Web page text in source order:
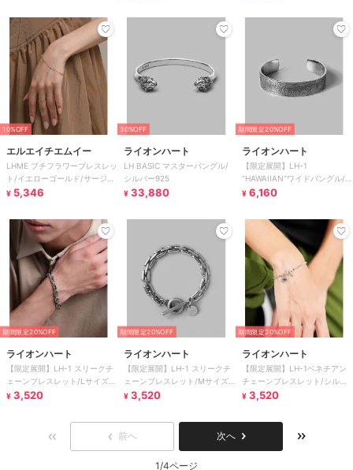
10%OFF
エルエイチエムイー
LHME プチフラワーブレスレッ
ト/イエローゴールド/サージカ
ルステンレス 金属アレルギー
¥ 5,346
30%OFF
ライオンハート
LH BASIC マスターバングル/
シルバー925
¥ 33,880
期間限定20%OFF
ライオンハート
【限定展開】LH-1
“HAWAIIAN”ワイドバングル/サ
ージカルステンレス 金属アレ
¥ 6,160
期間限定20%OFF
ライオンハート
【限定展開】LH-1 スリークチ
ェーンブレスレット/Lサイズ/
サージカルステンレス金属アレ
¥ 3,520
期間限定20%OFF
ライオンハート
【限定展開】LH-1 スリークチ
ェーンブレスレット/Mサイズ/
サージカルステンレス金属アレ
¥ 3,520
期間限定20%OFF
ライオンハート
【限定展開】LH-1ベネチアン
チェーンブレスレット/シルバ
ー/Lサイズ/ステンレス金属ア
¥ 3,520
前へ 次へ
1/4ページ